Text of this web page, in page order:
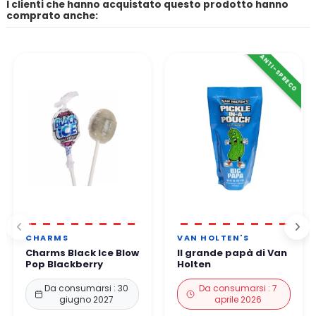
I clienti che hanno acquistato questo prodotto hanno
comprato anche:
CHARMS
Charms Black Ice Blow
Pop Blackberry
Da consumarsi : 30
giugno 2027
ANTI-SPRECO
VAN HOLTEN'S
Il grande papà di Van
Holten
Da consumarsi : 7
aprile 2026